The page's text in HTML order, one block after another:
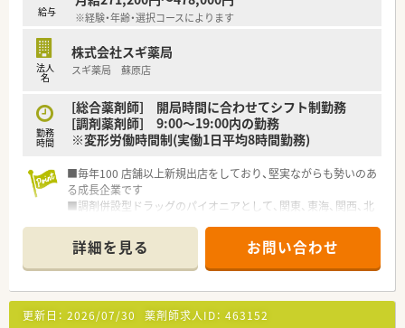
給与 ※経験・年齢・選択コースによります
法人
名
株式会社スギ薬局
スギ薬局 蘇原店
勤務
時間
[総合薬剤師] 開局時間に合わせてシフト制勤務
[調剤薬剤師] 9:00～19:00内の勤務
※変形労働時間制(実働1日平均8時間勤務)
■毎年100 店舗以上新規出店をしており、堅実ながらも勢いのあ
る成長企業です
■調剤併設型ドラッグのパイオニアとして、関東、東海、関西、北
■研修制度は様々なプランがあり、集合研修だけでなく任意で受
講可能な研修も幅広く用意されています
■店舗で活躍する従業員、社外で活躍する従業員、将来経営幹部
となる従業員など、薬剤師として様々な活躍ができるフィールド
を用意されています
■総合薬剤師・調剤薬剤師（土日休み・19時までの勤務）どちらか
詳細を見る お問い合わせ
更新日： 2026/07/30 薬剤師求人ID： 463152